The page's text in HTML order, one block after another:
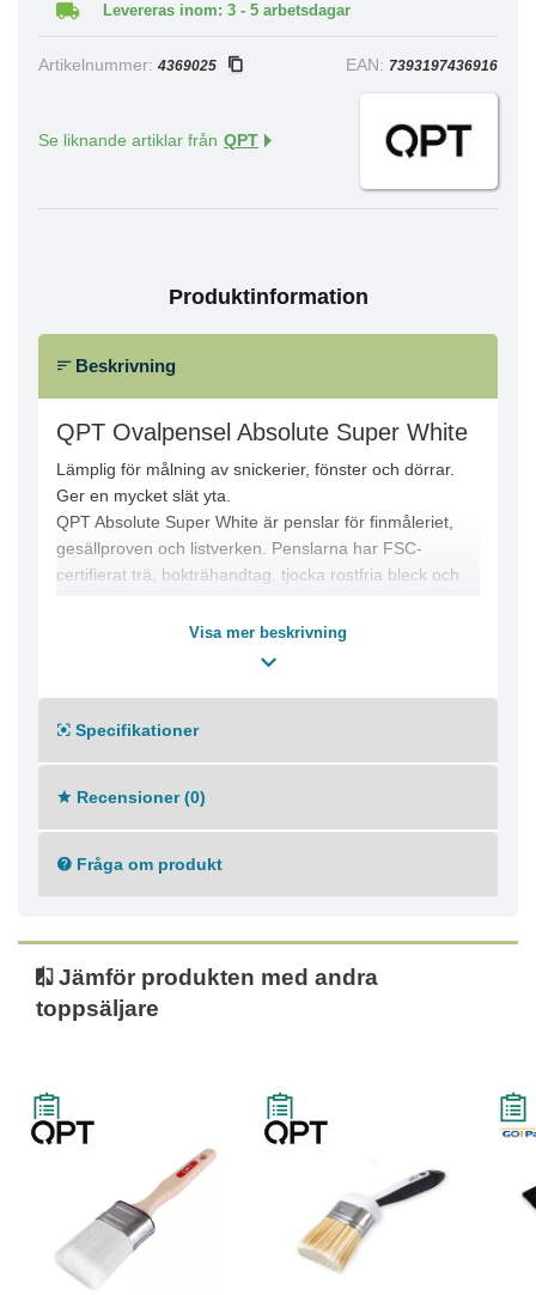
Levereras inom: 3 - 5 arbetsdagar
Artikelnummer: 4369025 EAN: 7393197436916
Se liknande artiklar från QPT
Produktinformation
Beskrivning
QPT Ovalpensel Absolute Super White
Lämplig för målning av snickerier, fönster och dörrar.
Ger en mycket slät yta.
QPT Absolute Super White är penslar för finmåleriet,
gesällproven och listverken. Penslarna har FSC-
certifierat trä, bokträhandtag, tjocka rostfria bleck och
med mycket mjuka toppar. Penslarna ger en oerhört fin
yta, lätta att rengöra och har en mycket hög
Penslar för både proffsen och DIY som vill ha ett perfekt
Visa mer beskrivning
Specifikationer
Recensioner (0)
Fråga om produkt
Jämför produkten med andra
toppsäljare